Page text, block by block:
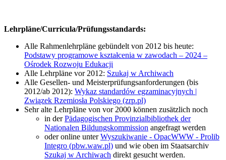
Lehrpläne/Curricula/Prüfungsstandards:
Alle Rahmenlehrpläne gebündelt von 2012 bis heute:
Podstawy programowe kształcenia w zawodach – 2024 –
Ośrodek Rozwoju Edukacji
Alle Lehrpläne vor 2012: Szukaj w Archiwach
Alle Gesellen- und Meisterprüfungsanforderungen (bis
2012/ab 2012): Wykaz standardów egzaminacyjnych |
Związek Rzemiosła Polskiego (zrp.pl)
Sehr alte Lehrpläne von vor 2000 können zusätzlich noch
in derPädagogischen Provinzialbibliothek der
Nationalen Bildungskommission angefragt werden
oder online unterWyszukiwanie - OpacWWW - Prolib
Integro (pbw.waw.pl) und wie oben im Staatsarchiv
Szukaj w Archiwach direkt gesucht werden.